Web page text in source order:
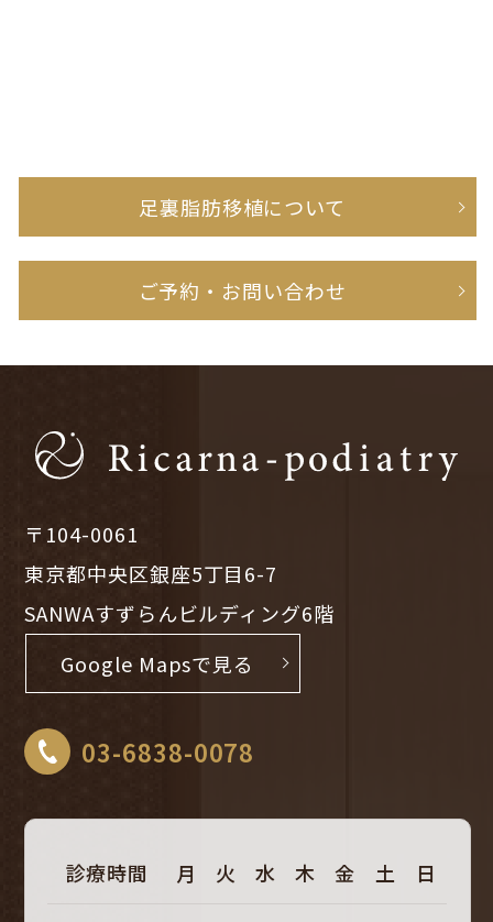
足裏脂肪移植について
ご予約・お問い合わせ
〒104-0061
東京都中央区銀座5丁目6-7
SANWAすずらんビルディング6階
Google Mapsで見る
03-6838-0078
診療時間 月 火 水 木 金 土 日